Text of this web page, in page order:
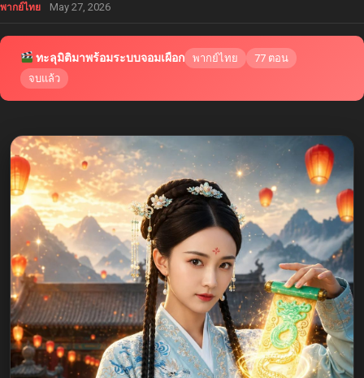
พากย์ไทย May 27, 2026
ทะลุมิติมาพร้อมระบบจอมเผือก พากย์ไทย
77 ตอน
จบแล้ว